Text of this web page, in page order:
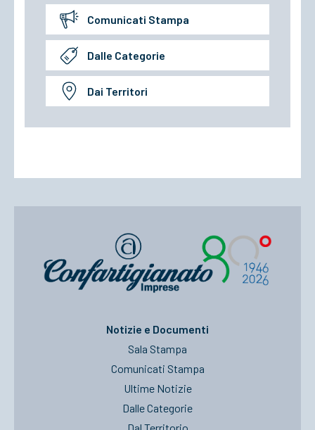
Comunicati Stampa
Dalle Categorie
Dai Territori
Notizie e Documenti
Sala Stampa
Comunicati Stampa
Ultime Notizie
Dalle Categorie